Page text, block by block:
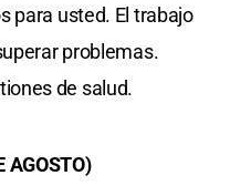
para usted. El trabajo
problemas.
de salud.
AGOSTO)